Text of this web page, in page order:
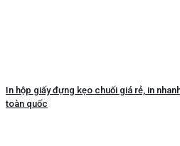
In hộp giấy đựng kẹo chuối giá rẻ, in
toàn quốc